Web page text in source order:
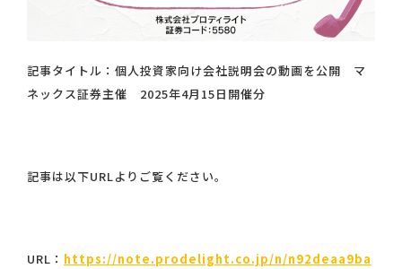
記事タイトル：個人投資家向け会社説明会の動画を公開 マ
ネックス証券主催 2025年4月15日開催分
記事は以下URLよりご覧ください。
URL： https://note.prodelight.co.jp/n/n92deaa9ba